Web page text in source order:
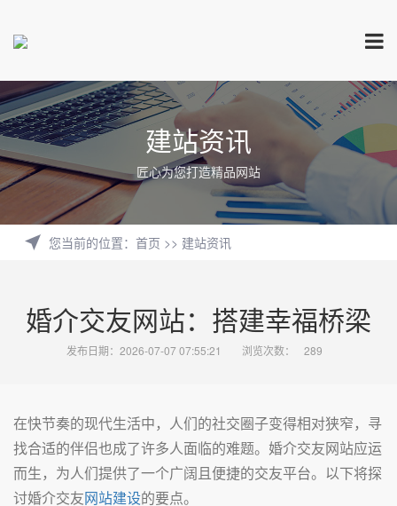
建站资讯
匠心为您打造精品网站
您当前的位置： 首页 >> 建站资讯
婚介交友网站：搭建幸福桥梁
发布日期：2026-07-07 07:55:21 浏览次数： 289
在快节奏的现代生活中，人们的社交圈子变得相对狭窄，寻
找合适的伴侣也成了许多人面临的难题。婚介交友网站应运
而生，为人们提供了一个广阔且便捷的交友平台。以下将探
讨婚介交友网站建设的要点。